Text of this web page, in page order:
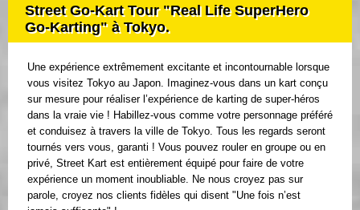
Street Go-Kart Tour "Real Life SuperHero
Go-Karting" à Tokyo.
Une expérience extrêmement excitante et incontournable lorsque
vous visitez Tokyo au Japon. Imaginez-vous dans un kart conçu
sur mesure pour réaliser l’expérience de karting de super-héros
dans la vraie vie ! Habillez-vous comme votre personnage préféré
et conduisez à travers la ville de Tokyo. Tous les regards seront
tournés vers vous, garanti ! Vous pouvez rouler en groupe ou en
privé, Street Kart est entièrement équipé pour faire de votre
expérience un moment inoubliable. Ne nous croyez pas sur
parole, croyez nos clients fidèles qui disent "Une fois n’est